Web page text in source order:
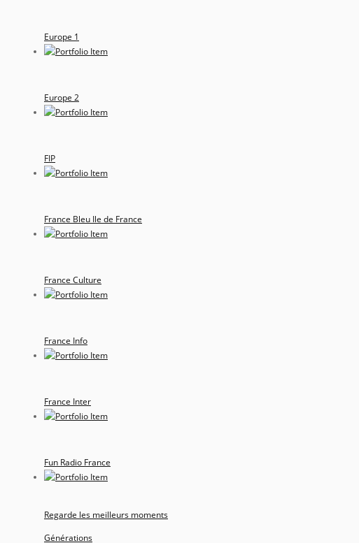
Europe 1
Europe 2
FIP
France Bleu Ile de France
France Culture
France Info
France Inter
Fun Radio France
Regarde les meilleurs moments
Générations